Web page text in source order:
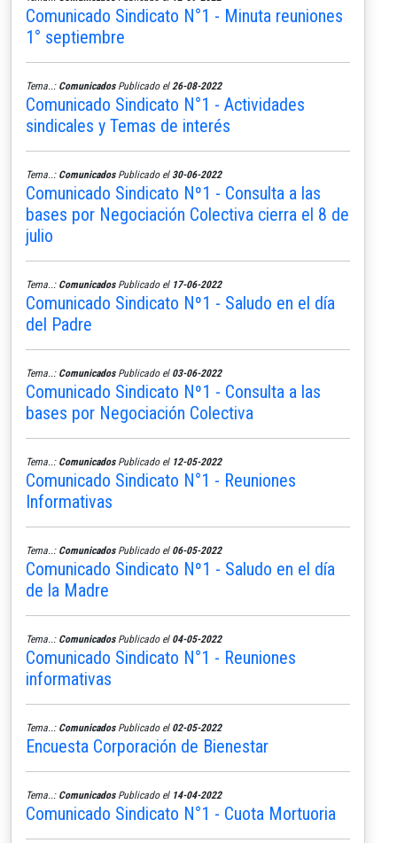
Comunicado Sindicato N°1 - Minuta reuniones
1° septiembre
Tema..: ComunicadosPublicado el 26-08-2022
Comunicado Sindicato N°1 - Actividades
sindicales y Temas de interés
Tema..: ComunicadosPublicado el 30-06-2022
Comunicado Sindicato Nº1 - Consulta a las
bases por Negociación Colectiva cierra el 8 de
julio
Tema..: ComunicadosPublicado el 17-06-2022
Comunicado Sindicato Nº1 - Saludo en el día
del Padre
Tema..: ComunicadosPublicado el 03-06-2022
Comunicado Sindicato Nº1 - Consulta a las
bases por Negociación Colectiva
Tema..: ComunicadosPublicado el 12-05-2022
Comunicado Sindicato N°1 - Reuniones
Informativas
Tema..: ComunicadosPublicado el 06-05-2022
Comunicado Sindicato Nº1 - Saludo en el día
de la Madre
Tema..: ComunicadosPublicado el 04-05-2022
Comunicado Sindicato N°1 - Reuniones
informativas
Tema..: ComunicadosPublicado el 02-05-2022
Encuesta Corporación de Bienestar
Tema..: ComunicadosPublicado el 14-04-2022
Comunicado Sindicato N°1 - Cuota Mortuoria